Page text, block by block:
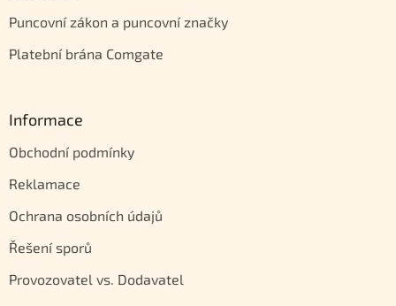
Puncovní zákon a puncovní značky
Platební brána Comgate
Informace
Obchodní podmínky
Reklamace
Ochrana osobních údajů
Řešení sporů
Provozovatel vs. Dodavatel